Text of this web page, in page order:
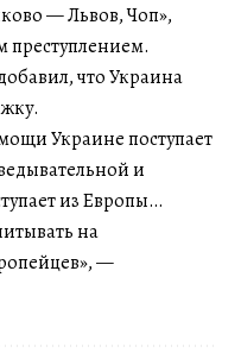
— Львов, Чоп»,
преступлением.
что Украина
Украине поступает
и
из Европы…
на
—